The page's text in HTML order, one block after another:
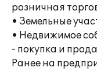
розничная
• Земельные
• Недвижимое
- покупка и
Ранее на